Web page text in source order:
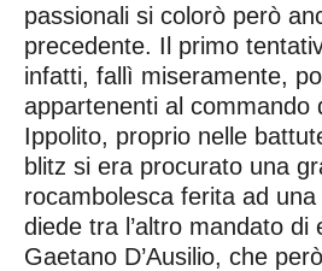
passionali si colorò però
precedente. Il primo
infatti, fallì miseramente,
appartenenti al commando
Ippolito, proprio nelle
blitz si era procurato una
rocambolesca ferita ad
diede tra l’altro mandato di
Gaetano D’Ausilio, che